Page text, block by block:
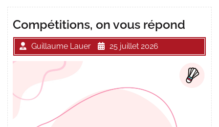
Compétitions, on vous répond
Guillaume Lauer 25 juillet 2026